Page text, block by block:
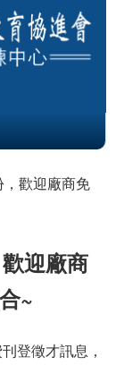
，歡迎廠商免
迎廠商
~
登徵才訊息，